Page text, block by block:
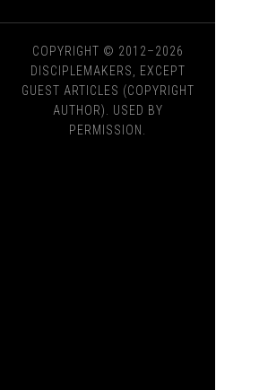
COPYRIGHT © 2012–2026
DISCIPLEMAKERS, EXCEPT
GUEST ARTICLES (COPYRIGHT
AUTHOR). USED BY
PERMISSION.